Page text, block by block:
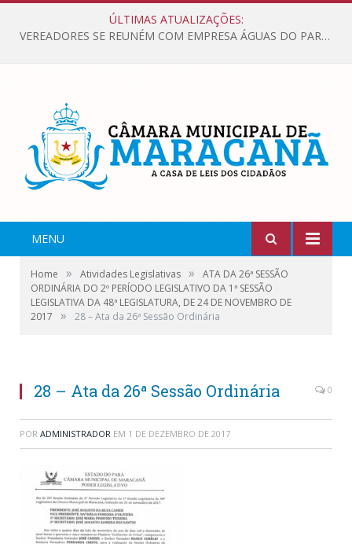
ÚLTIMAS ATUALIZAÇÕES:
VEREADORES SE REUNÉM COM EMPRESA ÁGUAS DO PARÁ, PARA APRESENTAR REIVINDICAÇÕES E MELHORIAS NA QUALIDADE DOS SERVIÇOS OFERECIDOS Á POPULAÇÃO.
MENU
Home » Atividades Legislativas »
ATA DA 26ª SESSÃO
ORDINÁRIA DO 2º PERÍODO LEGISLATIVO DA 1ª SESSÃO
LEGISLATIVA DA 48ª LEGISLATURA, DE 24 DE NOVEMBRO DE
2017
» 28 – Ata da 26ª Sessão Ordinária
28 – Ata da 26ª Sessão Ordinária 0
POR ADMINISTRADOR EM 1 DE DEZEMBRO DE 2017